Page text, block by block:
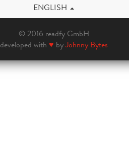
ENGLISH
© 2016 readfy GmbH
developed with ♥ byJohnny Bytes